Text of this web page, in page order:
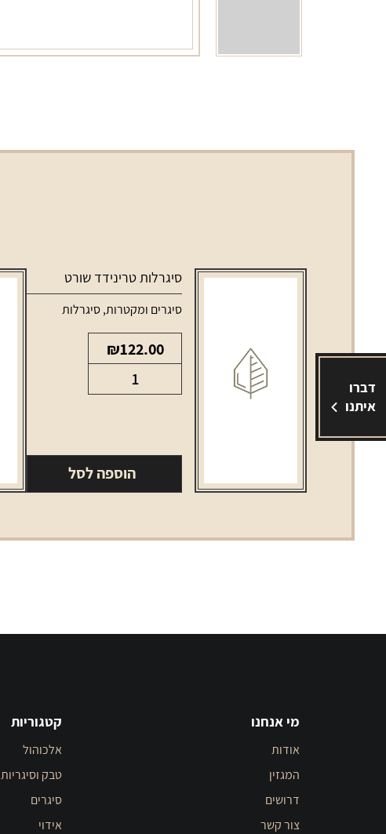
דברו
איתנו
סיגרלות טרינידד שורט
סיגרים ומקטרות,סיגרלות
₪122.00
של
שורט
הוספה לסל
מי אנחנו
אודות
המגזין
דרושים
צור קשר
קטגוריות
אלכוהול
טבק וסיגריות
סיגרים
אידוי